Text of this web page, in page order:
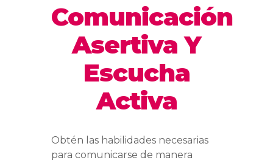
Comunicación
Asertiva Y
Escucha
Activa
Obtén las habilidades necesarias
para comunicarse de manera